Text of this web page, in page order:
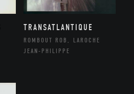
TRANSATLANTIQUE
ROMBOUT ROB, LAROCHE
JEAN-PHILIPPE